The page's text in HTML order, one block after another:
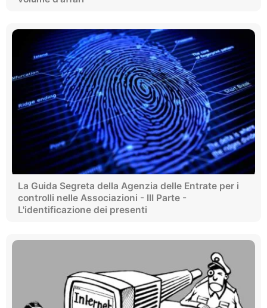
La Guida Segreta della Agenzia delle Entrate per i
controlli nelle Associazioni - III Parte -
L'identificazione dei presenti